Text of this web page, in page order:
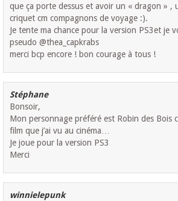
que ça porte dessus et avoir un « dragon » ,
criquet cm compagnons de voyage :).
Je tente ma chance pour la version PS3et je
pseudo @thea_capkrabs
merci bcp encore ! bon courage à tous !
Stéphane
Bonsoir,
Mon personnage préféré est Robin des Bois
film que j’ai vu au cinéma…
Je joue pour la version PS3
Merci
winnielepunk